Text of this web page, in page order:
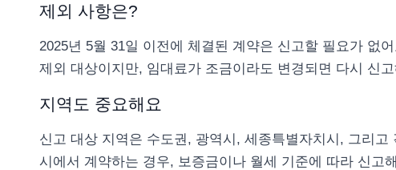
제외 사항은?
2025년 5월 31일 이전에 체결된 계약은 신고할 필요가 없
제외 대상이지만, 임대료가 조금이라도 변경되면 다시 신
지역도 중요해요
신고 대상 지역은 수도권, 광역시, 세종특별자치시, 그리고
시에서 계약하는 경우, 보증금이나 월세 기준에 따라 신고